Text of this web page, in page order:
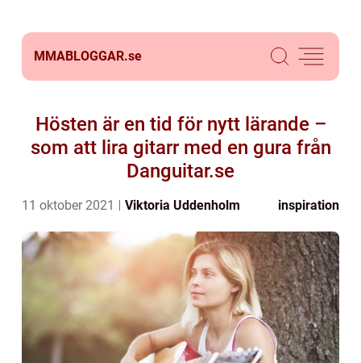
MMABLOGGAR.se
Hösten är en tid för nytt lärande –
som att lira gitarr med en gura från
Danguitar.se
11 oktober 2021 Viktoria Uddenholm inspiration